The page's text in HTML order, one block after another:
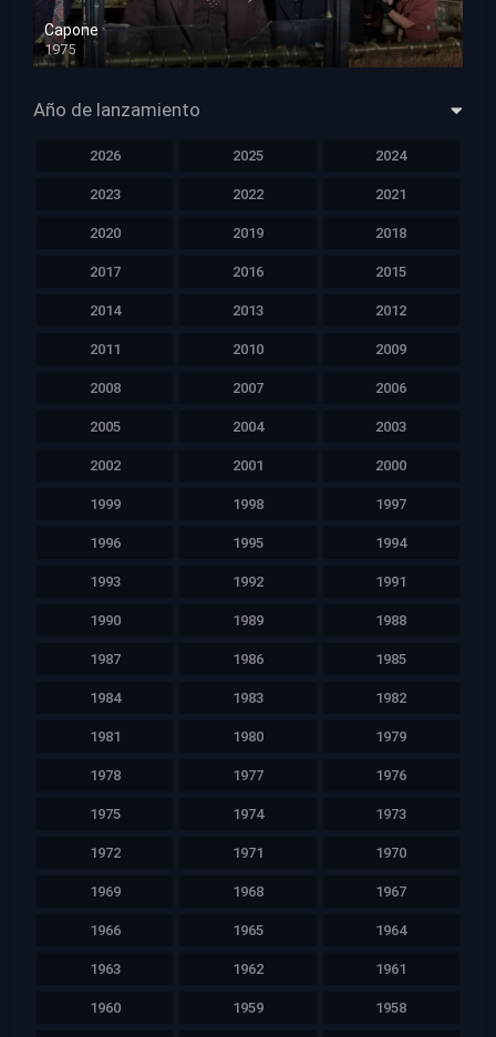
Capone
1975
HD 1080p
Año de lanzamiento
2026 2025 2024
2023 2022 2021
2020 2019 2018
2017 2016 2015
2014 2013 2012
2011 2010 2009
2008 2007 2006
2005 2004 2003
2002 2001 2000
1999 1998 1997
1996 1995 1994
1993 1992 1991
1990 1989 1988
1987 1986 1985
1984 1983 1982
1981 1980 1979
1978 1977 1976
1975 1974 1973
1972 1971 1970
1969 1968 1967
1966 1965 1964
1963 1962 1961
1960 1959 1958